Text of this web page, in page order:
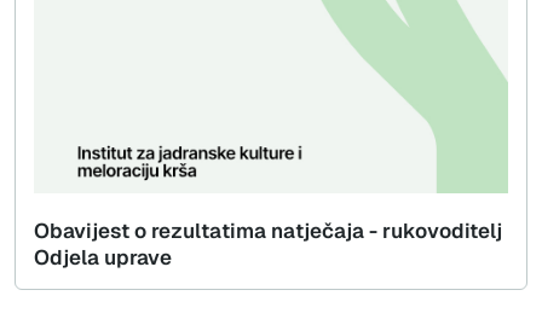
Obavijest o rezultatima natječaja - rukovoditelj
Odjela uprave